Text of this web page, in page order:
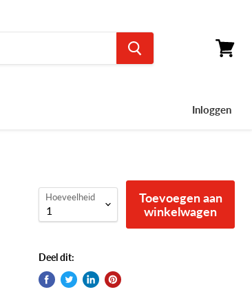
Inloggen
Hoeveelheid
Toevoegen aan
winkelwagen
Deel dit: